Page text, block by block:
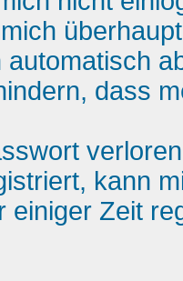
dass
kann
einiger Zeit